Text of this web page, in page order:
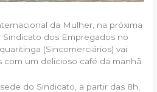
da Mulher, na próxima
Sindicato dos Empregados no
(Sincomerciários) vai
com um delicioso café da manhã.
do Sindicato, a partir das 8h,